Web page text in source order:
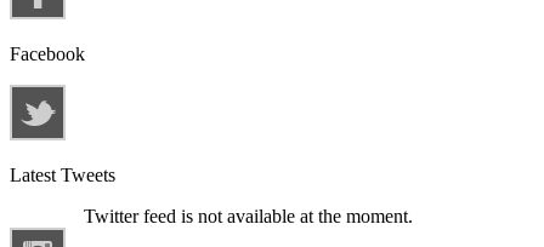
Facebook
Latest Tweets
Twitter feed is not available at the moment.